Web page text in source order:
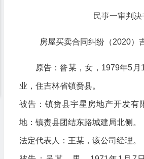
民事一审判决
房屋买卖合同纠纷（2020）
原告：昝某，女，1979年5
业，住吉林省镇赉县。
被告：镇赉县宇星房地产开发有
地：镇赉县团结东路城建局北侧。
法定代表人：王某，该公司经理。